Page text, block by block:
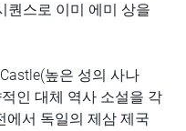
퀀스로 이미 에미 상을
높은 성의 사나
인 대체 역사 소설을 각
에서 독일의 제삼 제국